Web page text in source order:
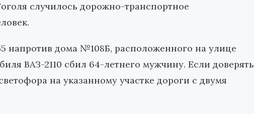
случилось дорожно-транспортное
напротив дома №108Б, расположенного на улице
ВАЗ-2110 сбил 64-летнего мужчину. Если доверять
на указанному участке дороги с двумя